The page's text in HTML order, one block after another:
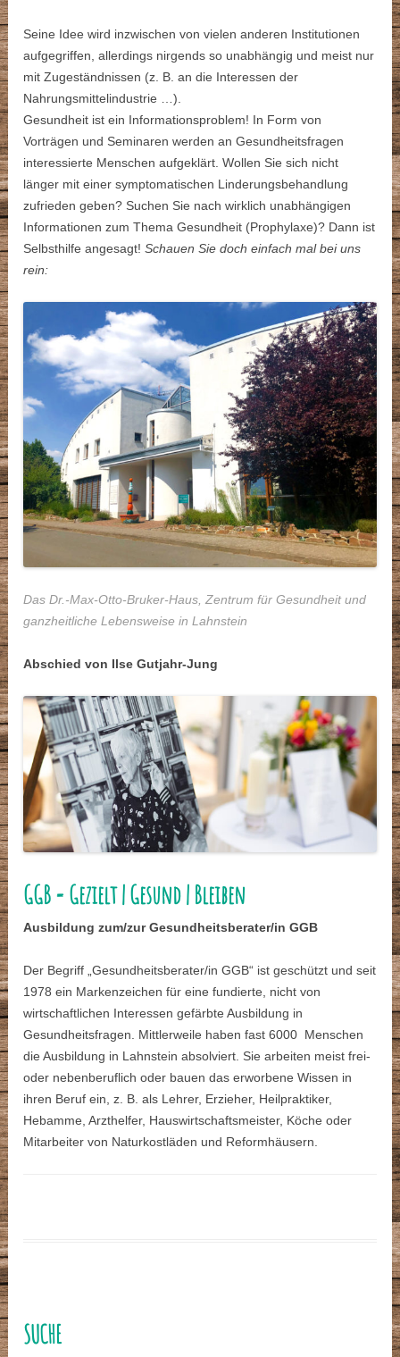
Seine Idee wird inzwischen von vielen anderen Institutionen
aufgegriffen, allerdings nirgends so unabhängig und meist nur
mit Zugeständnissen (z. B. an die Interessen der
Nahrungsmittelindustrie …).
Gesundheit ist ein Informationsproblem! In Form von
Vorträgen und Seminaren werden an Gesundheitsfragen
interessierte Menschen aufgeklärt. Wollen Sie sich nicht
länger mit einer symptomatischen Linderungsbehandlung
zufrieden geben? Suchen Sie nach wirklich unabhängigen
Informationen zum Thema Gesundheit (Prophylaxe)? Dann ist
Selbsthilfe angesagt!Schauen Sie doch einfach mal bei uns
rein:
Das Dr.-Max-Otto-Bruker-Haus, Zentrum für Gesundheit und
ganzheitliche Lebensweise in Lahnstein
Abschied von Ilse Gutjahr-Jung
GGB = Gezielt | Gesund | Bleiben
Ausbildung zum/zur Gesundheitsberater/in GGB
Der Begriff „Gesundheitsberater/in GGB“ ist geschützt und seit
1978 ein Markenzeichen für eine fundierte, nicht von
wirtschaftlichen Interessen gefärbte Ausbildung in
Gesundheitsfragen. Mittlerweile haben fast 6000 Menschen
die Ausbildung in Lahnstein absolviert. Sie arbeiten meist frei-
oder nebenberuflich oder bauen das erworbene Wissen in
ihren Beruf ein, z. B. als Lehrer, Erzieher, Heilpraktiker,
Hebamme, Arzthelfer, Hauswirtschaftsmeister, Köche oder
Mitarbeiter von Naturkostläden und Reformhäusern.
SUCHE